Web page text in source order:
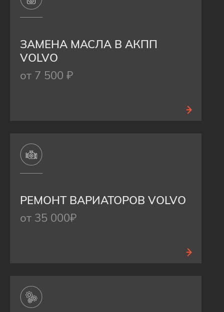
ЗАМЕНА МАСЛА В АКПП
VOLVO
от 7 500 ₽
РЕМОНТ ВАРИАТОРОВ VOLVO
от 35 000₽